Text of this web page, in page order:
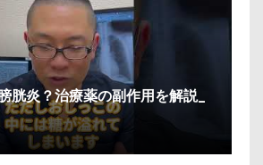
胱炎？治療薬の副作用を解説_